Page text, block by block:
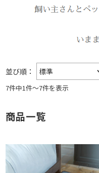
7件中1件～7件を表示
商品一覧